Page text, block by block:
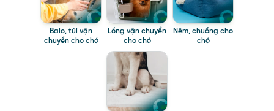
Balo, túi vận
chuyển cho chó
Lồng vận chuyển
cho chó
Nệm, chuồng cho
chó